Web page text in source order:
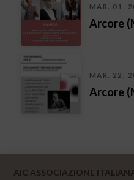
MAR. 01,
Arcore
MAR. 22,
Arcore
AIC ASSOCIAZIONE